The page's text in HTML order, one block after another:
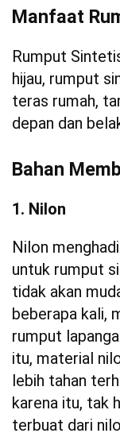
Manfaat
Rumput
hijau, rumput
teras rumah,
depan dan
Bahan
1. Nilon
Nilon
untuk rumput
tidak akan
beberapa kali,
rumput
itu, material
lebih tahan
karena itu, tak
terbuat dari